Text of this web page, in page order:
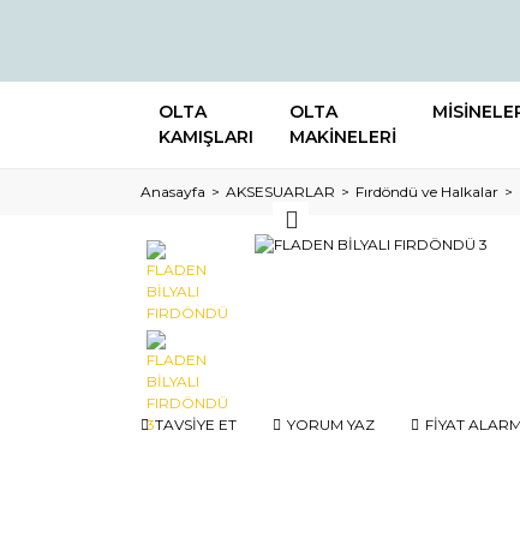
OLTA
KAMIŞLARI
OLTA
MAKİNELERİ
Anasayfa AKSESUARLAR Fırdöndü ve Halkalar
TAVSİYE ET YORUM YAZ FİYAT